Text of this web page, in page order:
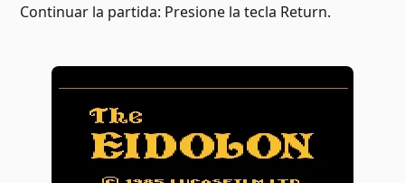
Continuar la partida: Presione la tecla Return.